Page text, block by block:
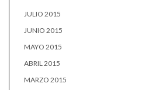
JULIO 2015
JUNIO 2015
MAYO 2015
ABRIL 2015
MARZO 2015